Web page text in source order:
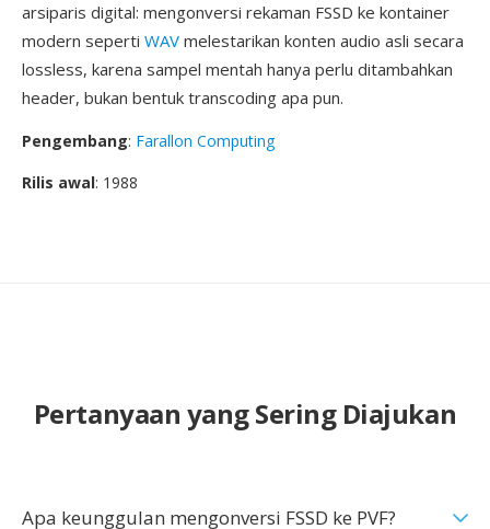
arsiparis digital: mengonversi rekaman FSSD ke kontainer
modern seperti WAV melestarikan konten audio asli secara
lossless, karena sampel mentah hanya perlu ditambahkan
header, bukan bentuk transcoding apa pun.
Pengembang: Farallon Computing
Rilis awal: 1988
Pertanyaan yang Sering Diajukan
Apa keunggulan mengonversi FSSD ke PVF?